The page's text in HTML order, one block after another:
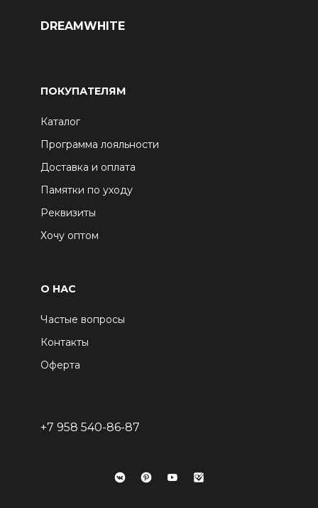
DREAMWHITE
ПОКУПАТЕЛЯМ
Каталог
Программа лояльности
Доставка и оплата
Памятки по уходу
Реквизиты
Хочу оптом
О НАС
Частые вопросы
Контакты
Оферта
+7 958 540-86-87